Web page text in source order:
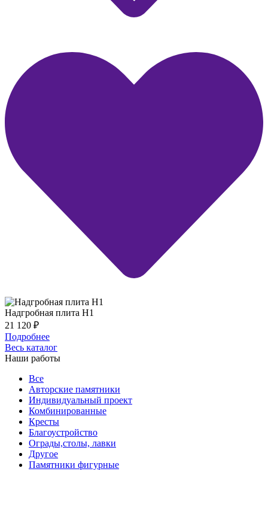
Надгробная плита Н1
21 120 ₽
Подробнее
Весь каталог
Наши работы
Все
Авторские памятники
Индивидуальный проект
Комбинированные
Кресты
Благоустройство
Ограды,столы, лавки
Другое
Памятники фигурные